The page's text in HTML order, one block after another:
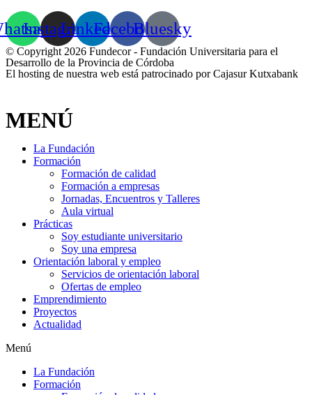
InstagramLinkedinFacebookBluesky
© Copyright 2026 Fundecor - Fundación Universitaria para el
Desarrollo de la Provincia de Córdoba
El hosting de nuestra web está patrocinado por Cajasur Kutxabank
MENÚ
La Fundación
Formación
Formación de calidad
Formación a empresas
Jornadas, Encuentros y Talleres
Aula virtual
Prácticas
Soy estudiante universitario
Soy una empresa
Orientación laboral y empleo
Servicios de orientación laboral
Ofertas de empleo
Emprendimiento
Proyectos
Actualidad
Menú
La Fundación
Formación